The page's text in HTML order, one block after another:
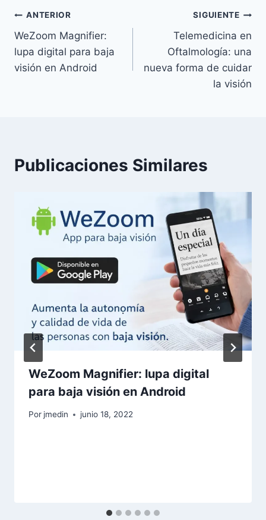
Navegación
de
entradas
ANTERIOR
WeZoom Magnifier:
lupa digital para baja
visión en Android
SIGUIENTE
Telemedicina en
Oftalmología: una
nueva forma de cuidar
la visión
Publicaciones Similares
WeZoom Magnifier: lupa digital
para baja visión en Android
Por jmedin junio 18, 2022